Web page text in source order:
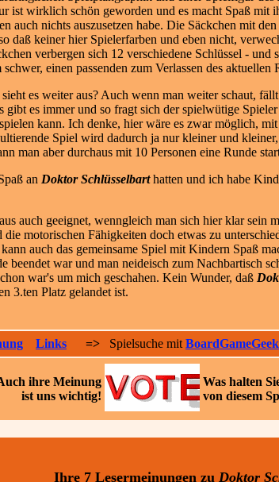
ist wirklich schön geworden und es macht Spaß mit
auch nichts auszusetzen habe. Die Säckchen mit
daß keiner hier Spielerfarben und eben nicht,
verbergen sich 12 verschiedene Schlüssel -
schwer, einen passenden zum Verlassen des aktuellen
es weiter aus? Auch wenn man weiter schaut,
gibt es immer und so fragt sich der spielwütige
kann. Ich denke, hier wäre es zwar möglich,
Spiel wird dadurch ja nur kleiner und
man aber durchaus mit 10 Personen eine Runde
an Doktor Schlüsselbarthatten und ich habe
auch geeignet, wenngleich man sich hier klar sein
die motorischen Fähigkeiten doch etwas zu
auch das gemeinsame Spiel mit Kindern Spaß
beendet war und man neideisch zum Nachbartisch
war's um mich geschahen. Kein Wunder, daß
3.ten Platz gelandet ist.
Links => Spielsuche mit BoardGameGeek
ihre Meinung
ist uns wichtig!
Was halten
von diesem
Ihre 7 Lesermeinungenzu Doktor